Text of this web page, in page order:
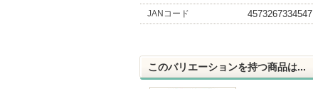
JANコード 4573267334547
このバリエーションを持つ商品は...